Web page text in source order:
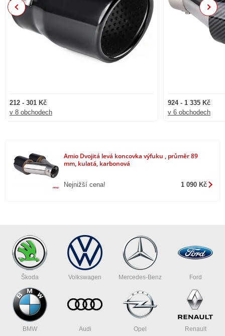
212 - 301 Kč
v 8 obchodech
924 - 1 335 Kč
v 6 obchodech
Previous Next
Amio Dvojitá levá koncovka výfuku , průměr 89
mm, kulatá, karbonová
Nejnižší cena! 1 090 Kč
Škoda Volkswagen Mercedes-Benz Ford
BMW Audi Opel Renault